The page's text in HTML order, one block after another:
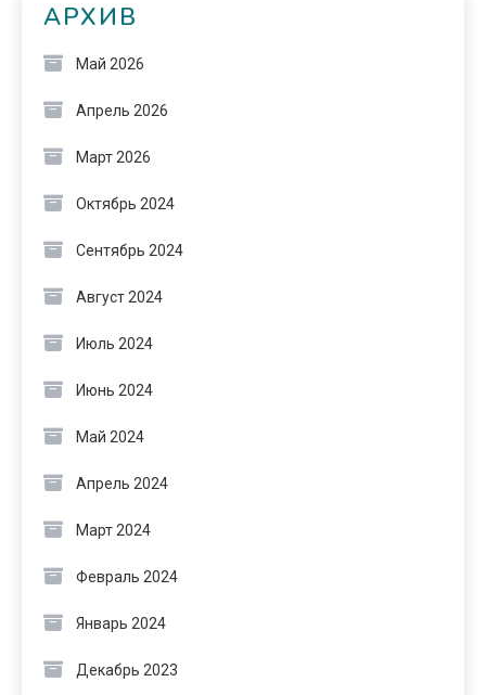
АРХИВ
Май 2026
Апрель 2026
Март 2026
Октябрь 2024
Сентябрь 2024
Август 2024
Июль 2024
Июнь 2024
Май 2024
Апрель 2024
Март 2024
Февраль 2024
Январь 2024
Декабрь 2023